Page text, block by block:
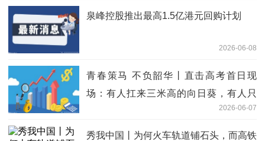
泉峰控股推出最高1.5亿港元回购计划
2026-06-08
青春策马 不负韶华丨直击高考首日现
场：有人扛来三米高的向日葵，有人只
2026-06-07
秀我中国丨为何火车轨道铺石头，而高铁